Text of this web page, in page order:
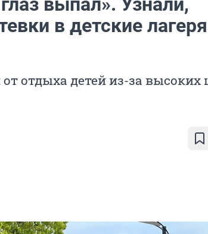
в детские лагеря
отдыха детей из-за высоких